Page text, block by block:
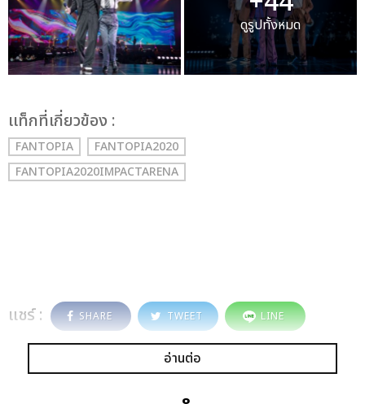
ดูรูปทั้งหมด
เเท็กที่เกี่ยวข้อง :
FANTOPIA
FANTOPIA2020
FANTOPIA2020IMPACTARENA
แชร์ : SHARE TWEET LINE
อ่านต่อ